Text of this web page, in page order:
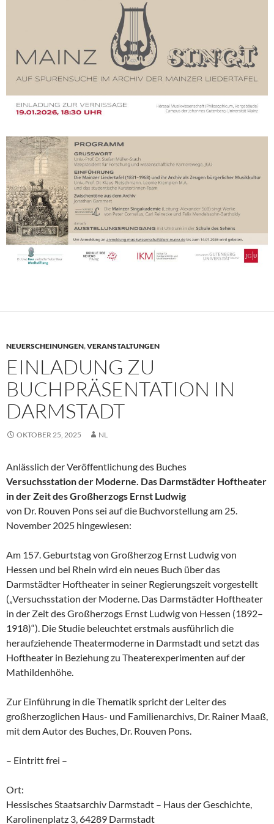
NEUERSCHEINUNGEN,VERANSTALTUNGEN
EINLADUNG ZU
BUCHPRÄSENTATION IN
DARMSTADT
OKTOBER 25, 2025 NL
Anlässlich der Veröffentlichung des Buches
Versuchsstation der Moderne. Das Darmstädter Hoftheater
in der Zeit des Großherzogs Ernst Ludwig
von Dr. Rouven Pons sei auf die Buchvorstellung am 25.
November 2025 hingewiesen:
Am 157. Geburtstag von Großherzog Ernst Ludwig von
Hessen und bei Rhein wird ein neues Buch über das
Darmstädter Hoftheater in seiner Regierungszeit vorgestellt
(„Versuchsstation der Moderne. Das Darmstädter Hoftheater
in der Zeit des Großherzogs Ernst Ludwig von Hessen (1892–
1918)“). Die Studie beleuchtet erstmals ausführlich die
heraufziehende Theatermoderne in Darmstadt und setzt das
Hoftheater in Beziehung zu Theaterexperimenten auf der
Mathildenhöhe.
Zur Einführung in die Thematik spricht der Leiter des
großherzoglichen Haus- und Familienarchivs, Dr. Rainer Maaß,
mit dem Autor des Buches, Dr. Rouven Pons.
– Eintritt frei –
Ort:
Hessisches Staatsarchiv Darmstadt – Haus der Geschichte,
Karolinenplatz 3, 64289 Darmstadt